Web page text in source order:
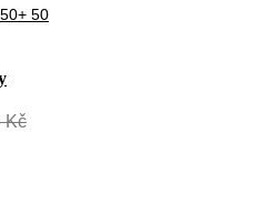
50
Kč